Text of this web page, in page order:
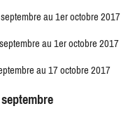
au 1er octobre 2017
au 1er octobre 2017
au 17 octobre 2017